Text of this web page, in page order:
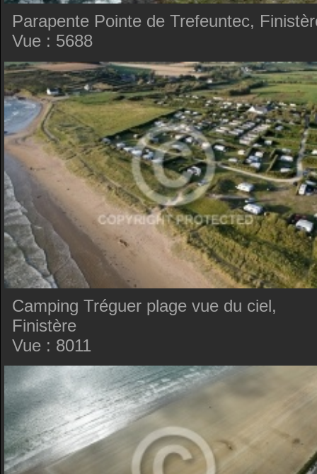
Parapente Pointe de Trefeuntec,
Vue : 5688
Camping Tréguer plage vue du ciel,
Finistère
Vue : 8011